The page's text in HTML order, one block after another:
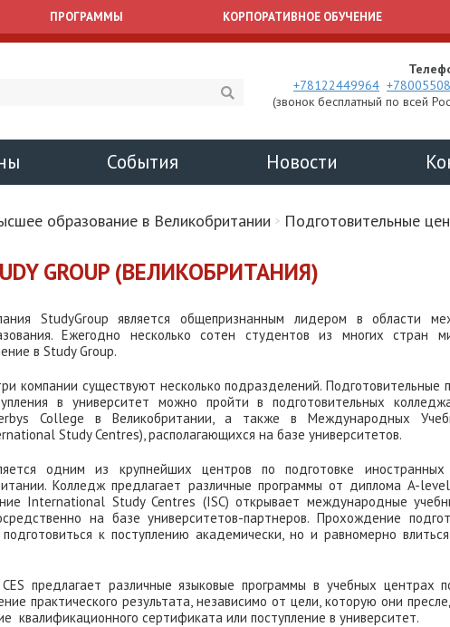
ПРОГРАММЫ КОРПОРАТИВНОЕ ОБУЧЕНИЕ
+78122449964
(звонок бесплатный по всей
События Новости
образование в Великобритании
Подготовительные
GROUP (ВЕЛИКОБРИТАНИЯ)
StudyGroup является общепризнанным лидером в области
Ежегодно несколько сотен студентов из многих стран
в Study Group.
компании существуют несколько подразделений. Подготовительные
в университет можно пройти в подготовительных
College в Великобритании, а также в Международных
Study Centres), располагающихся на базе университетов.
одним из крупнейших центров по подготовке
Колледж предлагает различные программы от диплома A-
International Study Centres (ISC) открывает международные
на базе университетов-партнеров. Прохождение
к поступлению академически, но и равномерно
предлагает различные языковые программы в учебных центрах
практического результата, независимо от цели, которую они
квалификационного сертификата или поступление в университет.
Семинар по
образованию за
рубежом в 2026 -
Ваши возможности обучения
в вузах разных стран мира
15 августа